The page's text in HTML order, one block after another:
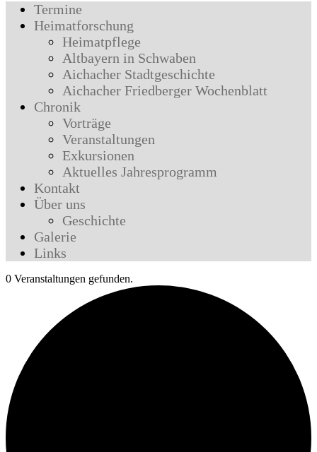
Termine
Heimatforschung
Heimatpflege
Altbayern in Schwaben
Aichacher Stadtgeschichte
Aichacher Friedberger Wochenblatt
Chronik
Vorträge
Veranstaltungen
Exkursionen
Aktuelles Jahresprogramm
Kontakt
Über uns
Geschichte
Galerie
Links
0 Veranstaltungen gefunden.